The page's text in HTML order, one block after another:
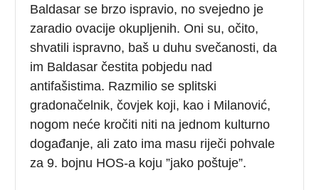
Baldasar se brzo ispravio, no svejedno je
zaradio ovacije okupljenih. Oni su, očito,
shvatili ispravno, baš u duhu svečanosti, da
im Baldasar čestita pobjedu nad
antifašistima. Razmilio se splitski
gradonačelnik, čovjek koji, kao i Milanović,
nogom neće kročiti niti na jednom kulturno
događanje, ali zato ima masu riječi pohvale
za 9. bojnu HOS-a koju ”jako poštuje”.